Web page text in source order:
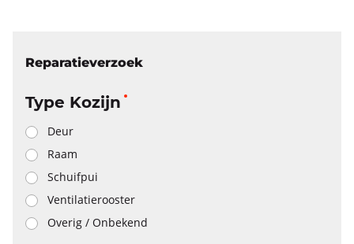
Reparatieverzoek
Type Kozijn
Deur
Raam
Schuifpui
Ventilatierooster
Overig / Onbekend